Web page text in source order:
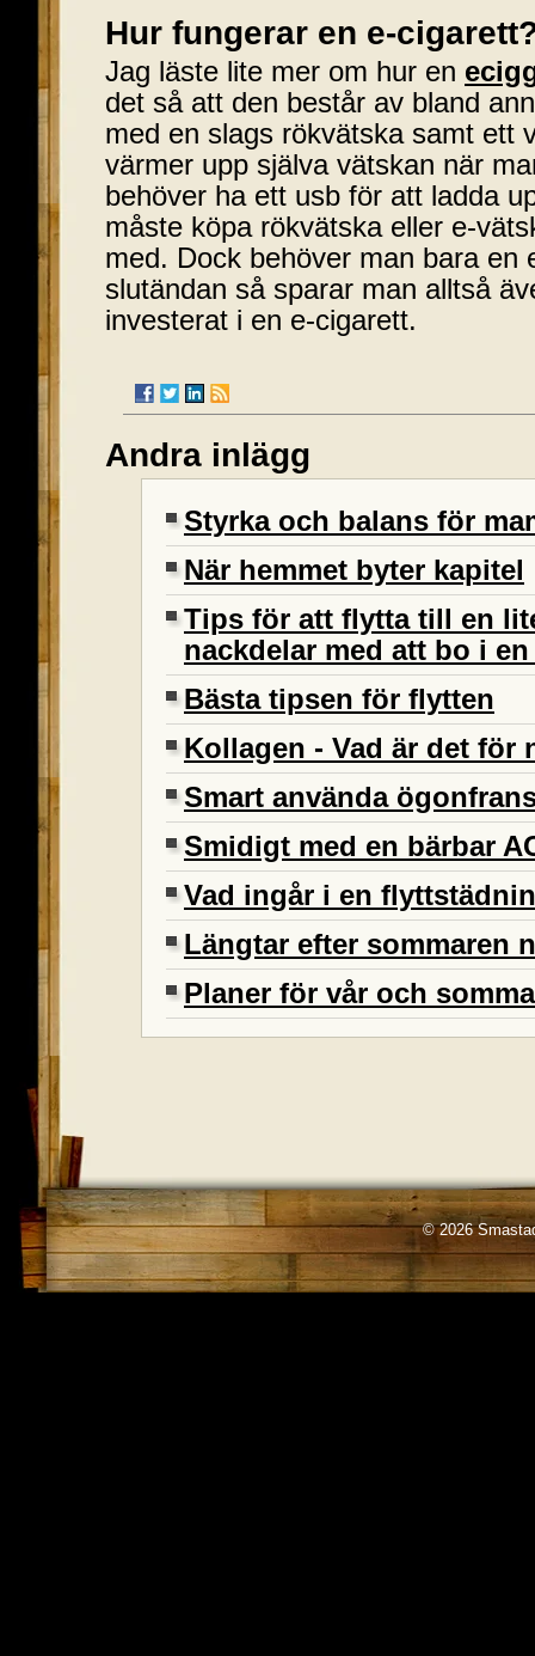
Hur fungerar en e-
Jag läste lite mer om hur en
det så att den består av bland
med en slags rökvätska samt ett
värmer upp själva vätskan när
behöver ha ett usb för att ladda
måste köpa rökvätska eller e-
med. Dock behöver man bara en
slutändan så sparar man alltså
investerat i en e-cigarett.
Andra inlägg
Styrka och balans för
När hemmet byter kapitel
Tips för att flytta till en
nackdelar med att bo i
Bästa tipsen för flytten
Kollagen - Vad är det för
Smart använda
Smidigt med en bärbar
Vad ingår i en
Längtar efter sommaren
Planer för vår och
© 2026